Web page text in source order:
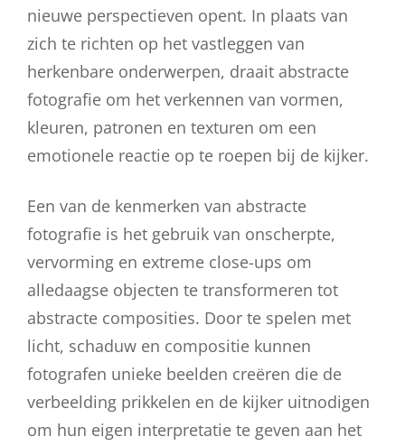
nieuwe perspectieven opent. In plaats van
zich te richten op het vastleggen van
herkenbare onderwerpen, draait abstracte
fotografie om het verkennen van vormen,
kleuren, patronen en texturen om een
emotionele reactie op te roepen bij de kijker.
Een van de kenmerken van abstracte
fotografie is het gebruik van onscherpte,
vervorming en extreme close-ups om
alledaagse objecten te transformeren tot
abstracte composities. Door te spelen met
licht, schaduw en compositie kunnen
fotografen unieke beelden creëren die de
verbeelding prikkelen en de kijker uitnodigen
om hun eigen interpretatie te geven aan het